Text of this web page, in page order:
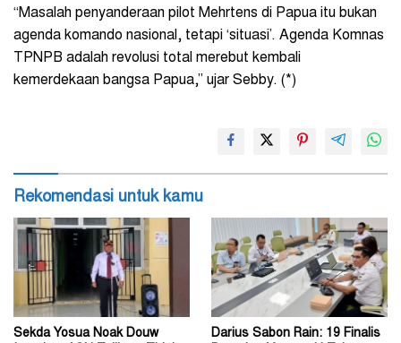
“Masalah penyanderaan pilot Mehrtens di Papua itu bukan
agenda komando nasional, tetapi ‘situasi’. Agenda Komnas
TPNPB adalah revolusi total merebut kembali
kemerdekaan bangsa Papua,” ujar Sebby. (*)
Rekomendasi untuk kamu
Sekda Yosua Noak Douw
Darius Sabon Rain: 19 Finalis